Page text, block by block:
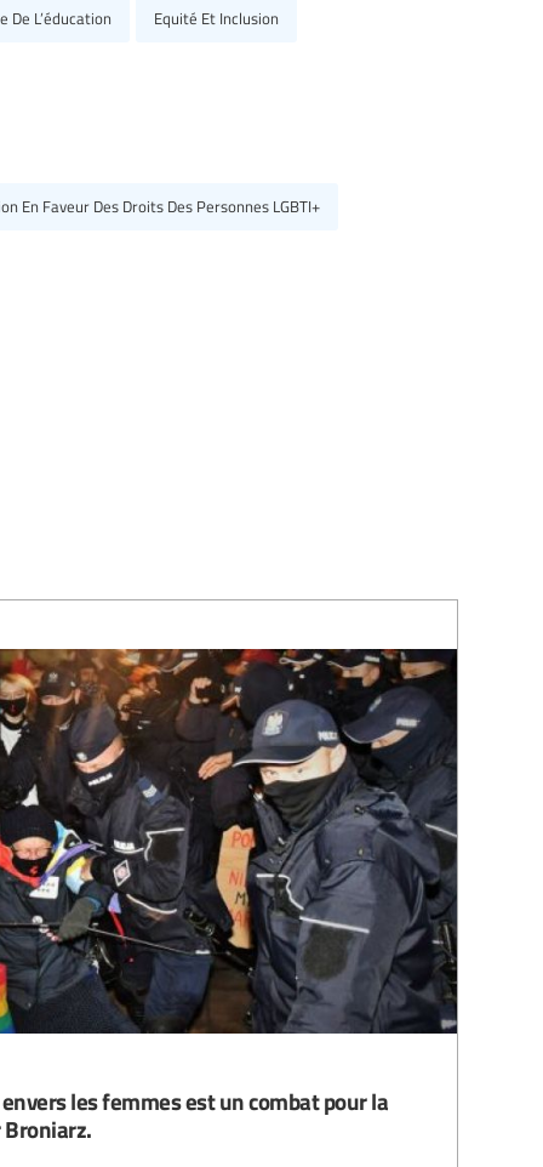
De L’éducation Equité Et Inclusion
En Faveur Des Droits Des Personnes LGBTI+
les femmes est un combat pour la
Broniarz.